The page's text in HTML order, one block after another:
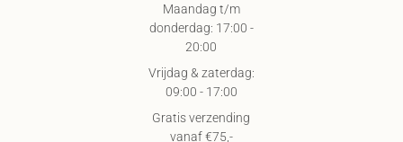
Maandag t/m
donderdag: 17:00 -
20:00
Vrijdag & zaterdag:
09:00 - 17:00
Gratis verzending
vanaf €75,-